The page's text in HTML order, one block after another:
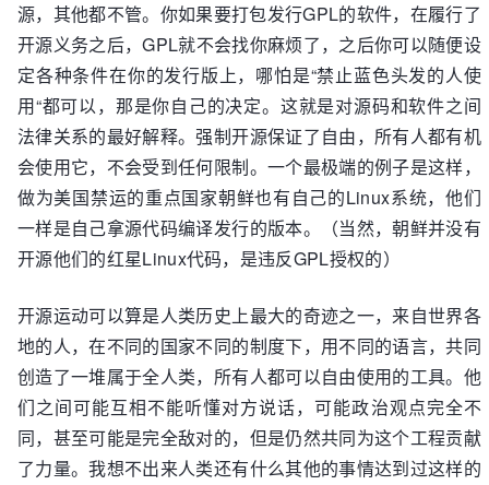
源，其他都不管。你如果要打包发行GPL的软件，在履行了
开源义务之后，GPL就不会找你麻烦了，之后你可以随便设
定各种条件在你的发行版上，哪怕是“禁止蓝色头发的人使
用“都可以，那是你自己的决定。这就是对源码和软件之间
法律关系的最好解释。强制开源保证了自由，所有人都有机
会使用它，不会受到任何限制。一个最极端的例子是这样，
做为美国禁运的重点国家朝鲜也有自己的Linux系统，他们
一样是自己拿源代码编译发行的版本。（当然，朝鲜并没有
开源他们的红星Linux代码，是违反GPL授权的）
开源运动可以算是人类历史上最大的奇迹之一，来自世界各
地的人，在不同的国家不同的制度下，用不同的语言，共同
创造了一堆属于全人类，所有人都可以自由使用的工具。他
们之间可能互相不能听懂对方说话，可能政治观点完全不
同，甚至可能是完全敌对的，但是仍然共同为这个工程贡献
了力量。我想不出来人类还有什么其他的事情达到过这样的